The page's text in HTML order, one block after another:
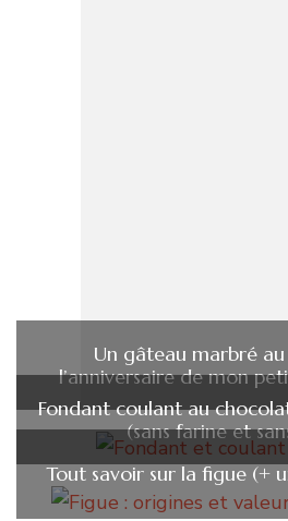
Un gâteau marbré
l’anniversaire de mon
Fondant coulant au
(sans farine et
Tout savoir sur la figue (+